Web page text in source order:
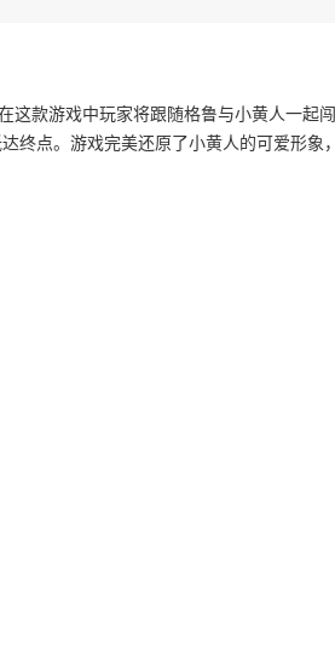
这款游戏中玩家将跟随格鲁与小黄人一起闯
终点。游戏完美还原了小黄人的可爱形象，